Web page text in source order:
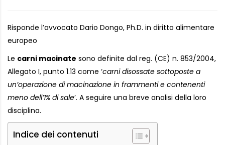
Risponde l’avvocato Dario Dongo, Ph.D. in diritto alimentare
europeo
Le carni macinate sono definite dal reg. (CE) n. 853/2004,
Allegato I, punto 1.13 come ‘carni disossate sottoposte a
un’operazione di macinazione in frammenti e contenenti
meno dell’1% di sale’. A seguire una breve analisi della loro
disciplina.
Indice dei contenuti